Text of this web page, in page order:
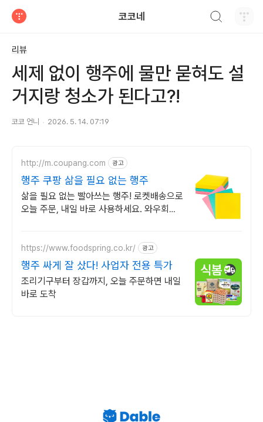
코코네
리뷰
세제 없이 행주에 물만 묻혀도 설
거지랑 청소가 된다고?!
코코 언니 2026. 5. 14. 07:19
http://m.coupang.com 광고
행주 쿠팡 삶을 필요 없는 행주
삶을 필요 없는 빨아쓰는 행주! 로켓배송으로
오늘 주문, 내일 바로 사용하세요. 와우회원
https://www.foodspring.co.kr/ 광고
행주 싸게 잘 샀다! 사업자 전용 특가
조리기구부터 장갑까지, 오늘 주문하면 내일
바로 도착